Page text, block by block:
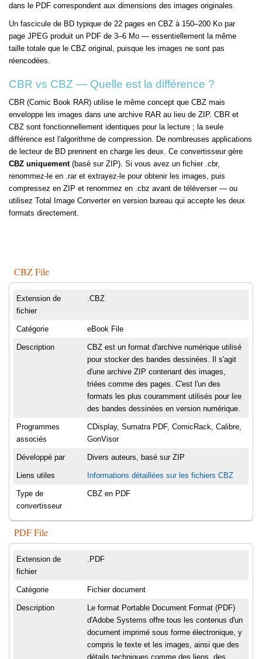
dans le PDF correspondent aux dimensions des images originales.
Un fascicule de BD typique de 22 pages en CBZ à 150–200 Ko par
page JPEG produit un PDF de 3–6 Mo — essentiellement la même
taille totale que le CBZ original, puisque les images ne sont pas
réencodées.
CBR vs CBZ — Quelle est la différence ?
CBR (Comic Book RAR) utilise le même concept que CBZ mais
enveloppe les images dans une archive RAR au lieu de ZIP. CBR et
CBZ sont fonctionnellement identiques pour la lecture ; la seule
différence est l'algorithme de compression. De nombreuses applications
de lecteur de BD prennent en charge les deux. Ce convertisseur gère
CBZ uniquement(basé sur ZIP). Si vous avez un fichier .cbr,
renommez-le en .rar et extrayez-le pour obtenir les images, puis
compressez en ZIP et renommez en .cbz avant de téléverser — ou
utilisez Total Image Converter en version bureau qui accepte les deux
formats directement.
CBZ File
Extension de
fichier
.CBZ
Catégorie eBook File
Description
CBZ est un format d'archive numérique utilisé
pour stocker des bandes dessinées. Il s'agit
d'une archive ZIP contenant des images,
triées comme des pages. C'est l'un des
formats les plus couramment utilisés pour lire
des bandes dessinées en version numérique.
Programmes
associés
CDisplay, Sumatra PDF, ComicRack, Calibre,
GonVisor
Développé par Divers auteurs, basé sur ZIP
Liens utiles Informations détaillées sur les fichiers CBZ
Type de
convertisseur
CBZ en PDF
PDF File
Extension de
fichier
.PDF
Catégorie Fichier document
Description
Le format Portable Document Format (PDF)
d'Adobe Systems offre tous les contenus d'un
document imprimé sous forme électronique, y
compris le texte et les images, ainsi que des
détails techniques comme des liens, des